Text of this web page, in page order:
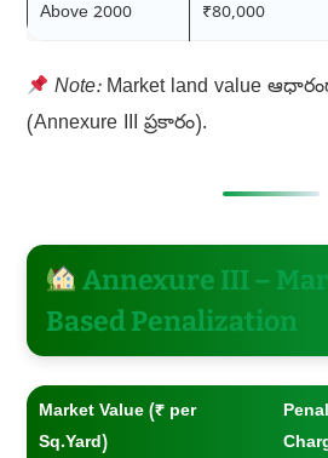
Above 2000 ₹80,000
Note:Market land value
(Annexure III ప్రకారం).
Annexure III –
Based Penalization
Market Value (₹ per
Sq.Yard)